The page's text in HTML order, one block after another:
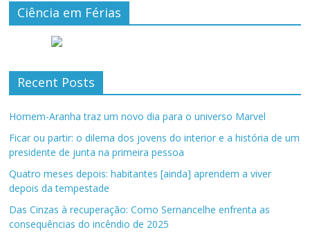
Ciência em Férias
Recent Posts
Homem-Aranha traz um novo dia para o universo Marvel
Ficar ou partir: o dilema dos jovens do interior e a história de um
presidente de junta na primeira pessoa
Quatro meses depois: habitantes [ainda] aprendem a viver
depois da tempestade
Das Cinzas à recuperação: Como Sernancelhe enfrenta as
consequências do incêndio de 2025